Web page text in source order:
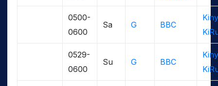
0500-
0600
Sa G BBC
0529-
0600
Su G BBC